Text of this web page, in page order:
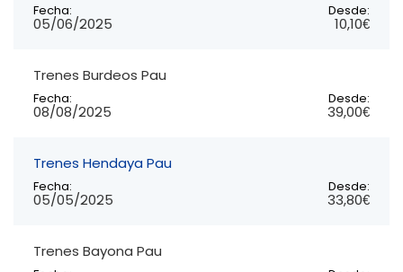
Fecha:
05/06/2025
Desde:
10,10€
Trenes Burdeos Pau
Fecha:
08/08/2025
Desde:
39,00€
Trenes Hendaya Pau
Fecha:
05/05/2025
Desde:
33,80€
Trenes Bayona Pau